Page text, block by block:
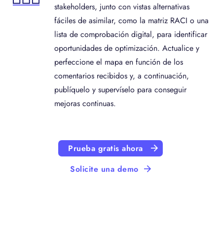
stakeholders, junto con vistas alternativas
fáciles de asimilar, como la matriz RACI o una
lista de comprobación digital, para identificar
oportunidades de optimización. Actualice y
perfeccione el mapa en función de los
comentarios recibidos y, a continuación,
publíquelo y supervíselo para conseguir
mejoras continuas.
Prueba gratis ahora
Solicite una demo